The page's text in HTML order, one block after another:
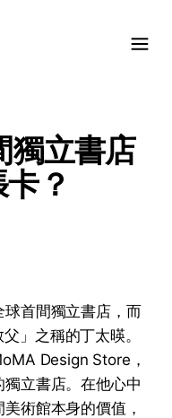
獨立書店
？
球首間獨立書店，而
」之稱的丁太暎。
Design Store，
立書店。在他心中
術館本身的價值，